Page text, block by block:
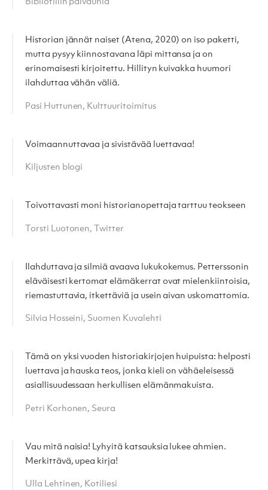
Bibliofiilin päiväunia
Historian jännät naiset (Atena, 2020) on iso paketti,
mutta pysyy kiinnostavana läpi mittansa ja on
erinomaisesti kirjoitettu. Hillityn kuivakka huumori
ilahduttaa vähän väliä.
Pasi Huttunen, Kulttuuritoimitus
Voimaannuttavaa ja sivistävää luettavaa!
Kiljusten blogi
Toivottavasti moni historianopettaja tarttuu teokseen
Torsti Luotonen, Twitter
Ilahduttava ja silmiä avaava lukukokemus. Petterssonin
eläväisesti kertomat elämäkerrat ovat mielenkiintoisia,
riemastuttavia, itkettäviä ja usein aivan uskomattomia.
Silvia Hosseini, Suomen Kuvalehti
Tämä on yksi vuoden historiakirjojen huipuista: helposti
luettava ja hauska teos, jonka kieli on vähäeleisessä
asiallisuudessaan herkullisen elämänmakuista.
Petri Korhonen, Seura
Vau mitä naisia! Lyhyitä katsauksia lukee ahmien.
Merkittävä, upea kirja!
Ulla Lehtinen, Kotiliesi